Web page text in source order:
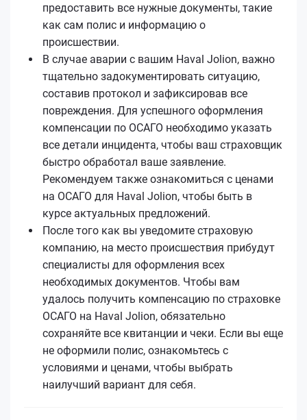
предоставить все нужные документы, такие
как сам полис и информацию о
происшествии.
В случае аварии с вашим Haval Jolion, важно
тщательно задокументировать ситуацию,
составив протокол и зафиксировав все
повреждения. Для успешного оформления
компенсации по ОСАГО необходимо указать
все детали инцидента, чтобы ваш страховщик
быстро обработал ваше заявление.
Рекомендуем также ознакомиться с ценами
на ОСАГО для Haval Jolion, чтобы быть в
курсе актуальных предложений.
После того как вы уведомите страховую
компанию, на место происшествия прибудут
специалисты для оформления всех
необходимых документов. Чтобы вам
удалось получить компенсацию по страховке
ОСАГО на Haval Jolion, обязательно
сохраняйте все квитанции и чеки. Если вы еще
не оформили полис, ознакомьтесь с
условиями и ценами, чтобы выбрать
наилучший вариант для себя.